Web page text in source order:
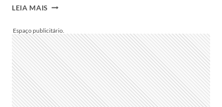
LEIA MAIS SEGUNDA
BRASIL
JÁ
TEM
DATA
MARCADA